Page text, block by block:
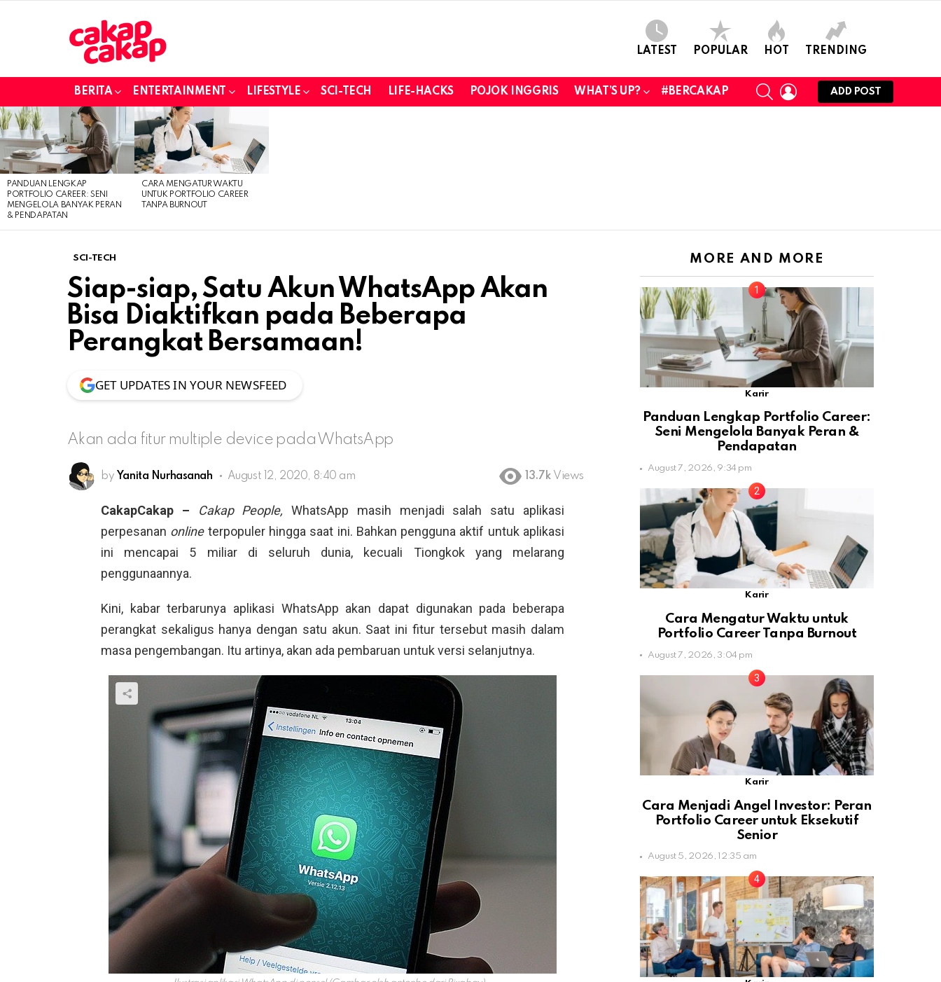
LATEST POPULAR HOT TRENDING
BERITA ENTERTAINMENT LIFESTYLE SCI-TECH LIFE-HACKS POJOK INGGRIS WHAT’S UP? #BERCAKAP
SEARCHLOGIN
ADD POST
LATEST
STORIES
PANDUAN LENGKAP
PORTFOLIO CAREER: SENI
MENGELOLA BANYAK PERAN
& PENDAPATAN
CARA MENGATUR WAKTU
UNTUK PORTFOLIO CAREER
TANPA BURNOUT
SCI-TECH
Siap-siap, Satu Akun WhatsApp Akan
Bisa Diaktifkan pada Beberapa
Perangkat Bersamaan!
GET UPDATES IN YOUR NEWSFEED
Akan ada fitur multiple device pada WhatsApp
by Yanita Nurhasanah August 12, 2020, 8:40 am 13.7k Views
CakapCakap – Cakap People,WhatsApp masih menjadi salah satu aplikasi
perpesanan online terpopuler hingga saat ini. Bahkan pengguna aktif untuk aplikasi
ini mencapai 5 miliar di seluruh dunia, kecuali Tiongkok yang melarang
penggunaannya.
Kini, kabar terbarunya aplikasi WhatsApp akan dapat digunakan pada beberapa
perangkat sekaligus hanya dengan satu akun. Saat ini fitur tersebut masih dalam
masa pengembangan. Itu artinya, akan ada pembaruan untuk versi selanjutnya.
MORE AND MORE
Karir
Panduan Lengkap Portfolio Career:
Seni Mengelola Banyak Peran &
Pendapatan
August 7, 2026, 9:34 pm
Karir
Cara Mengatur Waktu untuk
Portfolio Career Tanpa Burnout
August 7, 2026, 3:04 pm
Karir
Cara Menjadi Angel Investor: Peran
Portfolio Career untuk Eksekutif
Senior
August 5, 2026, 12:35 am